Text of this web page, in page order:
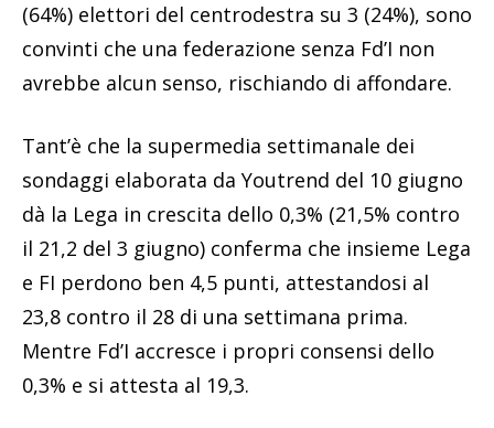
(64%) elettori del centrodestra su 3 (24%), sono
convinti che una federazione senza Fd’I non
avrebbe alcun senso, rischiando di affondare.
Tant’è che la supermedia settimanale dei
sondaggi elaborata da Youtrend del 10 giugno
dà la Lega in crescita dello 0,3% (21,5% contro
il 21,2 del 3 giugno) conferma che insieme Lega
e FI perdono ben 4,5 punti, attestandosi al
23,8 contro il 28 di una settimana prima.
Mentre Fd’I accresce i propri consensi dello
0,3% e si attesta al 19,3.